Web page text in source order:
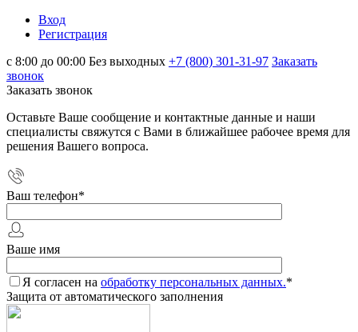
Вход
Регистрация
с 8:00 до 00:00 Без выходных +7 (800) 301-31-97 Заказать
звонок
Заказать звонок
Оставьте Ваше сообщение и контактные данные и наши
специалисты свяжутся с Вами в ближайшее рабочее время для
решения Вашего вопроса.
Ваш телефон*
Ваше имя
Я согласен на обработку персональных данных.*
Защита от автоматического заполнения